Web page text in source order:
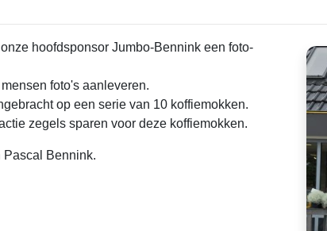
hoofdsponsor Jumbo-Bennink een foto-
foto's aanleveren.
op een serie van 10 koffiemokken.
zegels sparen voor deze koffiemokken.
Pascal Bennink.